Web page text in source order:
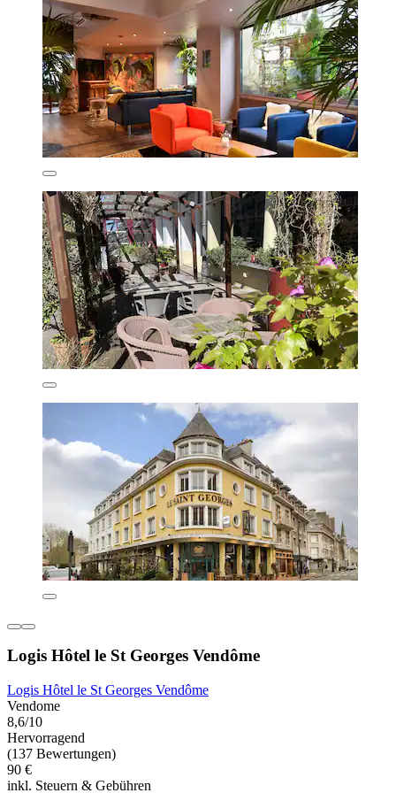
Logis Hôtel le St Georges Vendôme
Logis Hôtel le St Georges Vendôme
Vendome
8,6/10
Hervorragend
(137 Bewertungen)
90 €
inkl. Steuern & Gebühren